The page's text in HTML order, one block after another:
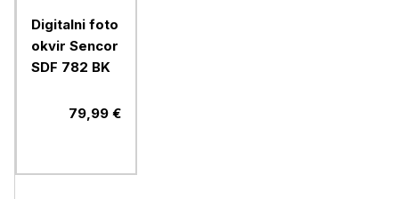
Digitalni foto
okvir Sencor
SDF 782 BK
79,99 €